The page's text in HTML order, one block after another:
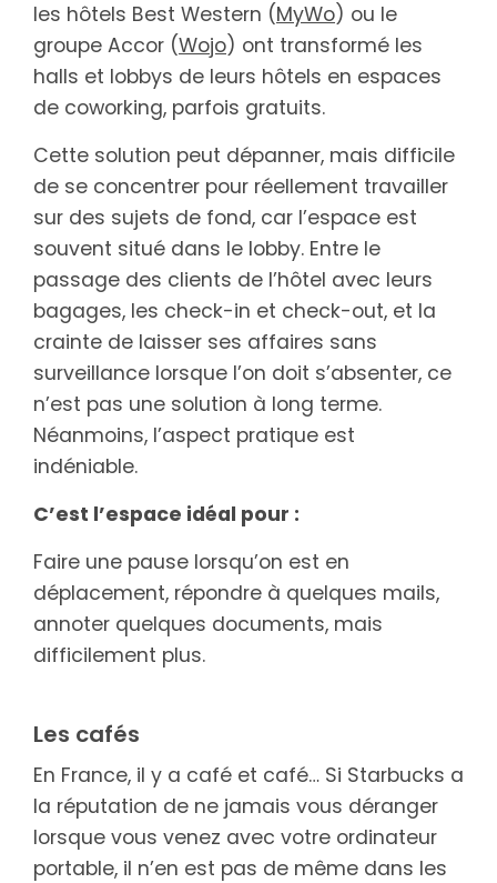
les hôtels Best Western (MyWo) ou le
groupe Accor (Wojo) ont transformé les
halls et lobbys de leurs hôtels en espaces
de coworking, parfois gratuits.
Cette solution peut dépanner, mais difficile
de se concentrer pour réellement travailler
sur des sujets de fond, car l’espace est
souvent situé dans le lobby. Entre le
passage des clients de l’hôtel avec leurs
bagages, les check-in et check-out, et la
crainte de laisser ses affaires sans
surveillance lorsque l’on doit s’absenter, ce
n’est pas une solution à long terme.
Néanmoins, l’aspect pratique est
indéniable.
C’est l’espace idéal pour :
Faire une pause lorsqu’on est en
déplacement, répondre à quelques mails,
annoter quelques documents, mais
difficilement plus.
Les cafés
En France, il y a café et café… Si Starbucks a
la réputation de ne jamais vous déranger
lorsque vous venez avec votre ordinateur
portable, il n’en est pas de même dans les